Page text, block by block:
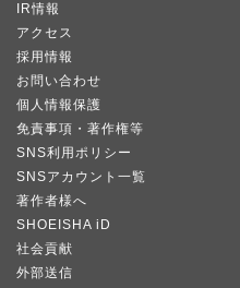
IR情報
アクセス
採用情報
お問い合わせ
個人情報保護
免責事項・著作権等
SNS利用ポリシー
SNSアカウント一覧
著作者様へ
SHOEISHA iD
社会貢献
外部送信